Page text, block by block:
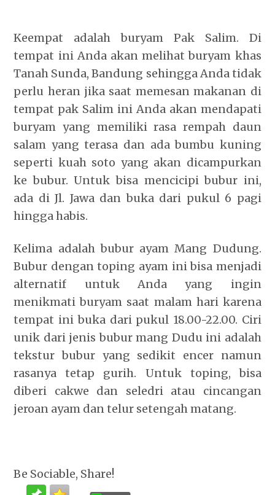
Keempat adalah buryam Pak Salim. Di
tempat ini Anda akan melihat buryam khas
Tanah Sunda, Bandung sehingga Anda tidak
perlu heran jika saat memesan makanan di
tempat pak Salim ini Anda akan mendapati
buryam yang memiliki rasa rempah daun
salam yang terasa dan ada bumbu kuning
seperti kuah soto yang akan dicampurkan
ke bubur. Untuk bisa mencicipi bubur ini,
ada di Jl. Jawa dan buka dari pukul 6 pagi
hingga habis.
Kelima adalahbubur ayam Mang Dudung.
Bubur dengan toping ayam ini bisa menjadi
alternatif untuk Anda yang ingin
menikmati buryam saat malam hari karena
tempat ini buka dari pukul 18.00-22.00. Ciri
unik dari jenis bubur mang Dudu ini adalah
tekstur bubur yang sedikit encer namun
rasanya tetap gurih. Untuk toping, bisa
diberi cakwe dan seledri atau cincangan
jeroan ayam dan telur setengah matang.
Be Sociable, Share!